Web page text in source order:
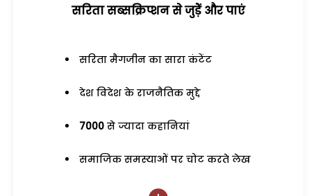
सरिता सब्सक्रिप्शन से जुड़ेें और पाएं
सरिता मैगजीन का सारा कंटेंट
देश विदेश के राजनैतिक मुद्दे
7000 से ज्यादा कहानियां
समाजिक समस्याओं पर चोट करते लेख